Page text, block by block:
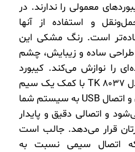
معمولی را ندارند. در
و استفاده از آنها
است. رنگ مشکی این
طراحی ساده و زیبایش، چشم
را نوازش می‌کند. کیبورد
تسکو مدل TK 8037 با کمک یک سیم
1.8 متری و اتصال USB به سیستم شما
و اتصالی دقیق و پایدار
قرار می‌دهد. جالب است
که اتصال سیمی نسبت به